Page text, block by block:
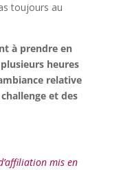
toujours au
à prendre en
heures
relative
et des
mis en